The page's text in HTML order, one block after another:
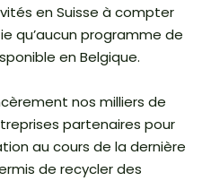
en Suisse à compter
qu’aucun programme de
en Belgique.
nos milliers de
partenaires pour
au cours de la dernière
de recycler des